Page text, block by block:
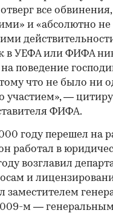
все
и «абсолютно не
в УЕФА или ФИФА
поведение
что не было ни
участием», —
ФИФА.
году перешел на
работал в
возглавил
и
заместителем
м —